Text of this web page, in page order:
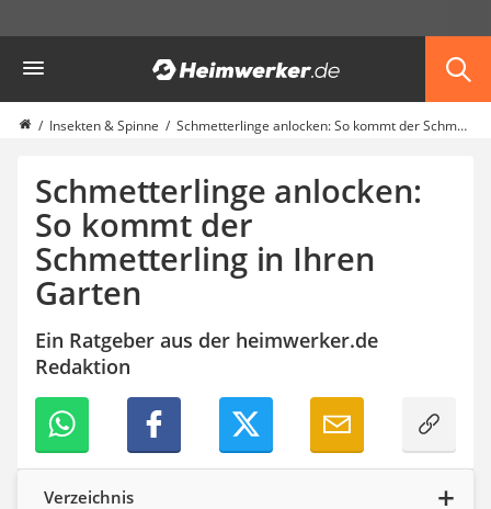
Haustiere
Hunderucksack
Hufschuhe
Terrarium
Insekten & Spinne Schmetterlinge anlocken: So kommt der Schmetterling in Ihren Garten
Schmetterlinge anlocken:
So kommt der
Schmetterling in Ihren
Garten
Ein Ratgeber aus der heimwerker.de
Redaktion
Verzeichnis